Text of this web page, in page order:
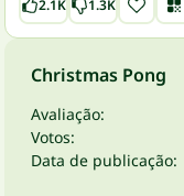
2.1K 1.3K
Christmas Pong
Avaliação:
Votos:
Data de publicação: